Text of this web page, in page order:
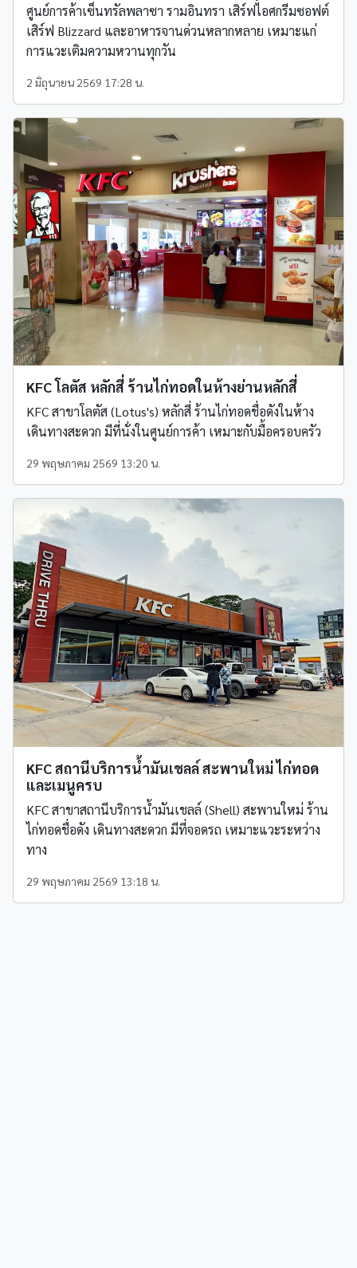
ศูนย์การค้าเซ็นทรัลพลาซา รามอินทรา เสิร์ฟไอศกรีมซอฟต์
เสิร์ฟ Blizzard และอาหารจานด่วนหลากหลาย เหมาะแก่
การแวะเติมความหวานทุกวัน
2 มิถุนายน 2569 17:28 น.
KFC โลตัส หลักสี่ ร้านไก่ทอดในห้างย่านหลักสี่
KFC สาขาโลตัส (Lotus's) หลักสี่ ร้านไก่ทอดชื่อดังในห้าง
เดินทางสะดวก มีที่นั่งในศูนย์การค้า เหมาะกับมื้อครอบครัว
29 พฤษภาคม 2569 13:20 น.
KFC สถานีบริการน้ำมันเชลล์ สะพานใหม่ ไก่ทอด
และเมนูครบ
KFC สาขาสถานีบริการน้ำมันเชลล์ (Shell) สะพานใหม่ ร้าน
ไก่ทอดชื่อดัง เดินทางสะดวก มีที่จอดรถ เหมาะแวะระหว่าง
ทาง
29 พฤษภาคม 2569 13:18 น.